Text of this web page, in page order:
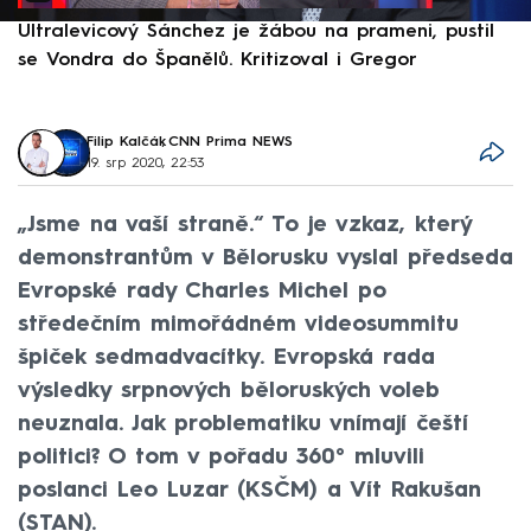
Ultralevicový Sánchez je žábou na prameni, pustil
se Vondra do Španělů. Kritizoval i Gregor
Filip Kalčák, CNN Prima NEWS
19. srp 2020, 22:53
„Jsme na vaší straně.“ To je vzkaz, který
demonstrantům v Bělorusku vyslal předseda
Evropské rady Charles Michel po
středečním mimořádném videosummitu
špiček sedmadvacítky. Evropská rada
výsledky srpnových běloruských voleb
neuznala. Jak problematiku vnímají čeští
politici? O tom v pořadu 360° mluvili
poslanci Leo Luzar (KSČM) a Vít Rakušan
(STAN).